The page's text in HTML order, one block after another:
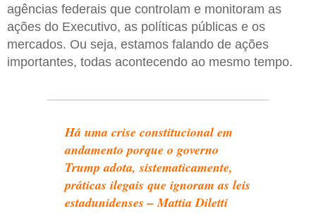
agências federais que controlam e monitoram as
ações do Executivo, as políticas públicas e os
mercados. Ou seja, estamos falando de ações
importantes, todas acontecendo ao mesmo tempo.
Há uma crise constitucional em
andamento porque o governo
Trump adota, sistematicamente,
práticas ilegais que ignoram as leis
estadunidenses – Mattia Diletti